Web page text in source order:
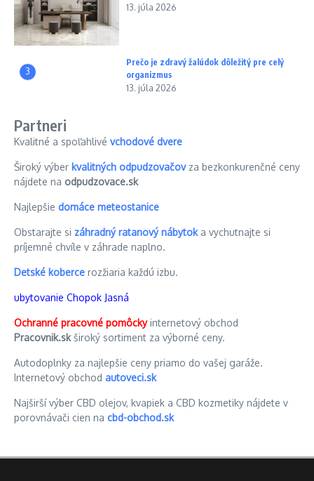
13. júla 2026
3
Prečo je zdravý žalúdok dôležitý pre celý
organizmus
13. júla 2026
Partneri
Kvalitné a spoľahlivé vchodové dvere
Široký výber kvalitných odpudzovačovza bezkonkurenčné ceny
nájdete na odpudzovace.sk
Najlepšie domáce meteostanice
Obstarajte si záhradný ratanový nábytoka vychutnajte si
príjemné chvíle v záhrade naplno.
Detské koberce rozžiaria každú izbu.
ubytovanie Chopok Jasná
Ochranné pracovné pomôckyinternetový obchod
Pracovnik.skširoký sortiment za výborné ceny.
Autodoplnky za najlepšie ceny priamo do vašej garáže.
Internetový obchod autoveci.sk
Najširší výber CBD olejov, kvapiek a CBD kozmetiky nájdete v
porovnávači cien na cbd-obchod.sk